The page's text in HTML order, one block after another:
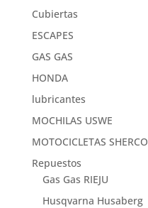
Cubiertas
ESCAPES
GAS GAS
HONDA
lubricantes
MOCHILAS USWE
MOTOCICLETAS SHERCO
Repuestos
Gas Gas RIEJU
Husqvarna Husaberg